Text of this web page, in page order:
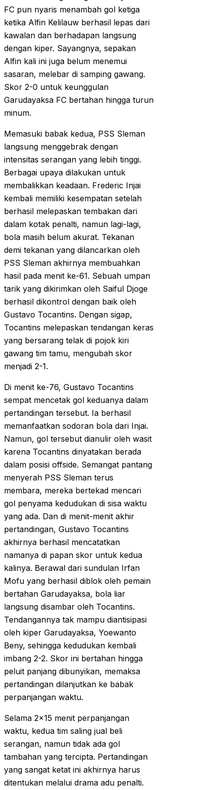
FC pun nyaris menambah gol ketiga
ketika Alfin Kelilauw berhasil lepas dari
kawalan dan berhadapan langsung
dengan kiper. Sayangnya, sepakan
Alfin kali ini juga belum menemui
sasaran, melebar di samping gawang.
Skor 2-0 untuk keunggulan
Garudayaksa FC bertahan hingga turun
minum.
Memasuki babak kedua, PSS Sleman
langsung menggebrak dengan
intensitas serangan yang lebih tinggi.
Berbagai upaya dilakukan untuk
membalikkan keadaan. Frederic Injai
kembali memiliki kesempatan setelah
berhasil melepaskan tembakan dari
dalam kotak penalti, namun lagi-lagi,
bola masih belum akurat. Tekanan
demi tekanan yang dilancarkan oleh
PSS Sleman akhirnya membuahkan
hasil pada menit ke-61. Sebuah umpan
tarik yang dikirimkan oleh Saiful Djoge
berhasil dikontrol dengan baik oleh
Gustavo Tocantins. Dengan sigap,
Tocantins melepaskan tendangan keras
yang bersarang telak di pojok kiri
gawang tim tamu, mengubah skor
menjadi 2-1.
Di menit ke-76, Gustavo Tocantins
sempat mencetak gol keduanya dalam
pertandingan tersebut. Ia berhasil
memanfaatkan sodoran bola dari Injai.
Namun, gol tersebut dianulir oleh wasit
karena Tocantins dinyatakan berada
dalam posisi offside. Semangat pantang
menyerah PSS Sleman terus
membara, mereka bertekad mencari
gol penyama kedudukan di sisa waktu
yang ada. Dan di menit-menit akhir
pertandingan, Gustavo Tocantins
akhirnya berhasil mencatatkan
namanya di papan skor untuk kedua
kalinya. Berawal dari sundulan Irfan
Mofu yang berhasil diblok oleh pemain
bertahan Garudayaksa, bola liar
langsung disambar oleh Tocantins.
Tendangannya tak mampu diantisipasi
oleh kiper Garudayaksa, Yoewanto
Beny, sehingga kedudukan kembali
imbang 2-2. Skor ini bertahan hingga
peluit panjang dibunyikan, memaksa
pertandingan dilanjutkan ke babak
perpanjangan waktu.
Selama 2×15 menit perpanjangan
waktu, kedua tim saling jual beli
serangan, namun tidak ada gol
tambahan yang tercipta. Pertandingan
yang sangat ketat ini akhirnya harus
ditentukan melalui drama adu penalti.